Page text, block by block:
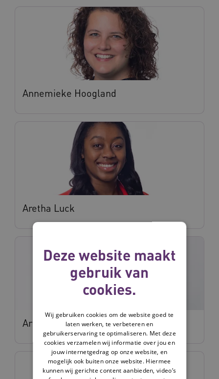
Annemieke Hoogland
Aretha Luck
Arne Dijkstra
Deze website maakt
gebruik van
cookies.
Wij gebruiken cookies om de website goed te
laten werken, te verbeteren en
gebruikerservaring te optimaliseren. Met deze
cookies verzamelen wij informatie over jou en
jouw internetgedrag op onze website, en
mogelijk ook buiten onze website. Hiermee
kunnen wij gerichte content aanbieden, video’s